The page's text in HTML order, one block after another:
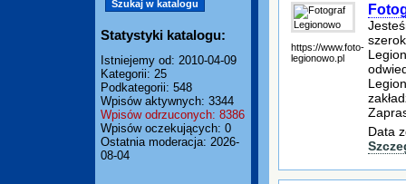
Statystyki katalogu:
Istniejemy od: 2010-04-09
Kategorii: 25
Podkategorii: 548
Wpisów aktywnych: 3344
Wpisów odrzuconych: 8386
Wpisów oczekujących: 0
Ostatnia moderacja: 2026-
08-04
https://www.foto-
legionowo.pl
Data